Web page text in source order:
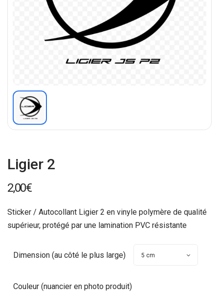
Ligier 2
2,00€
Sticker / Autocollant Ligier 2 en vinyle polymère de qualité
supérieur, protégé par une lamination PVC résistante
Dimension (au côté le plus large)
Couleur (nuancier en photo produit)